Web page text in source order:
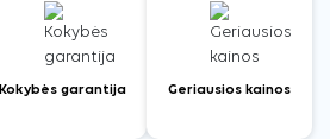
Kokybės garantija Geriausios kainos